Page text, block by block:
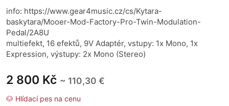
2 800 Kč ~ 110,30 €
🐶 Hlídací pes na cenu
info: https://www.gear4music.cz/cs/Kytara-
baskytara/Mooer-Mod-Factory-Pro-Twin-Modulation-
Pedal/2A8U
multiefekt, 16 efektů, 9V Adaptér, vstupy: 1x Mono, 1x
Expression, výstupy: 2x Mono (Stereo)